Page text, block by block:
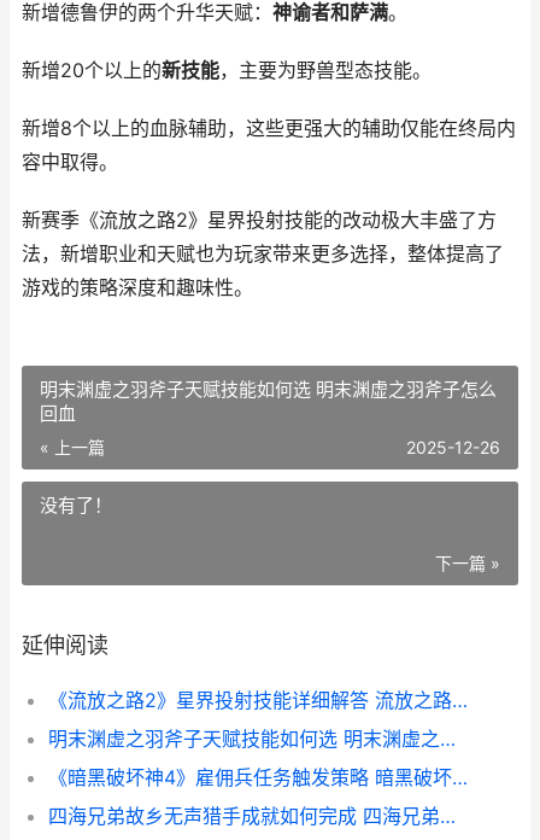
新增德鲁伊的两个升华天赋： 神谕者和萨满。
新增20个以上的新技能，主要为野兽型态技能。
新增8个以上的血脉辅助，这些更强大的辅助仅能在终局内
容中取得。
新赛季《流放之路2》星界投射技能的改动极大丰盛了方
法，新增职业和天赋也为玩家带来更多选择，整体提高了
游戏的策略深度和趣味性。
明末渊虚之羽斧子天赋技能如何选 明末渊虚之羽斧子怎么
回血
« 上一篇 2025-12-26
没有了！
下一篇 »
延伸阅读
《流放之路2》星界投射技能详细解答 流放之路2降临
明末渊虚之羽斧子天赋技能如何选 明末渊虚之羽斧子怎么回血
《暗黑破坏神4》雇佣兵任务触发策略 暗黑破坏神4配置要求
四海兄弟故乡无声猎手成就如何完成 四海兄弟故乡无法离开仓库